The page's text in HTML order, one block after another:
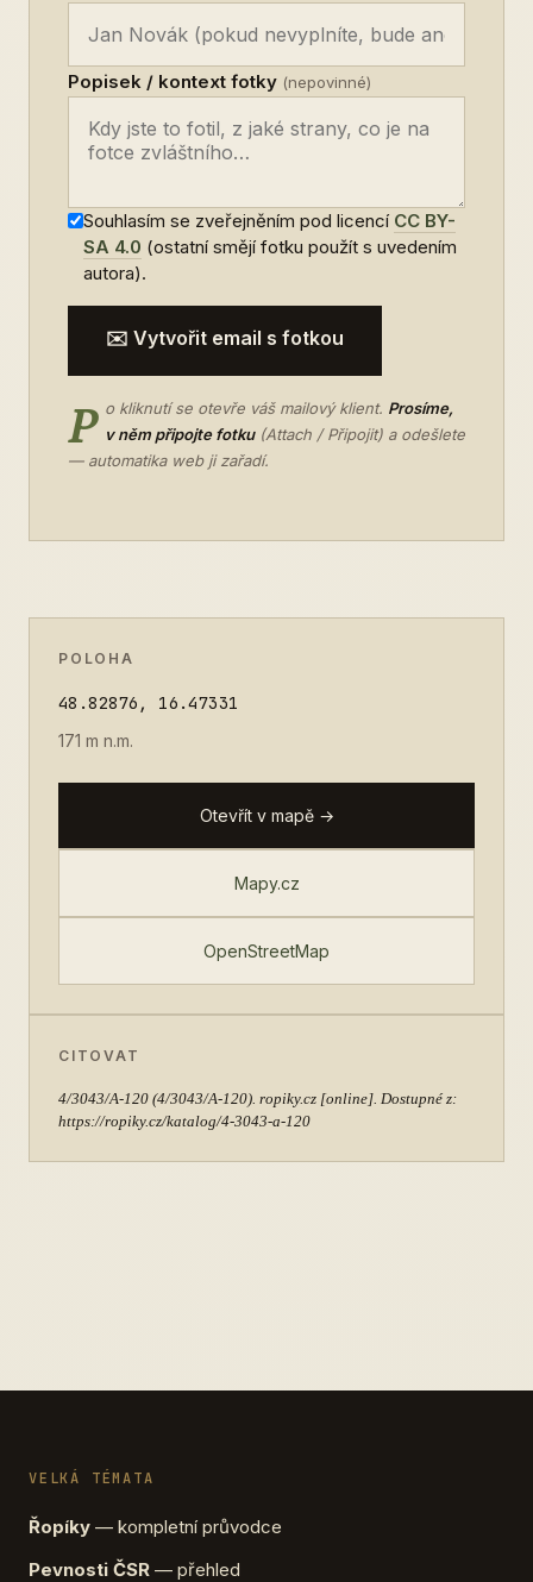
Popisek / kontext fotky (nepovinné)
Souhlasím se zveřejněním pod licencí CC BY-
SA 4.0 (ostatní smějí fotku použít s uvedením
autora).
✉️ Vytvořit email s fotkou
P o kliknutí se otevře váš mailový klient. Prosíme,
v něm připojte fotku(Attach / Připojit) a odešlete
— automatika web ji zařadí.
POLOHA
48.82876, 16.47331
171 m n.m.
Otevřít v mapě →
Mapy.cz
OpenStreetMap
CITOVAT
4/3043/A-120 (4/3043/A-120). ropiky.cz [online]. Dostupné z:
https://ropiky.cz/katalog/4-3043-a-120
VELKÁ TÉMATA
Řopíky — kompletní průvodce
Pevnosti ČSR — přehled